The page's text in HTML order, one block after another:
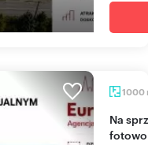
1000
Na sprzedaż magazyn 1000 m² z biurem i